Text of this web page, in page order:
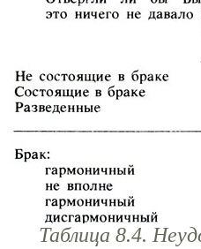
Таблица 8.4.